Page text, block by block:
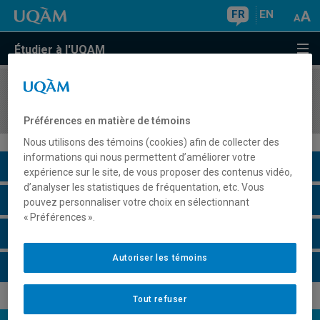
FR EN
Étudier à l'UQAM
COURS//
Description du cours
Horaire - Été 2026
Préférences en matière de témoins
Nous utilisons des témoins (cookies) afin de collecter des
informations qui nous permettent d’améliorer votre
expérience sur le site, de vous proposer des contenus vidéo,
d’analyser les statistiques de fréquentation, etc. Vous
pouvez personnaliser votre choix en sélectionnant
« Préférences ».
Tout refuser
Autoriser les témoins